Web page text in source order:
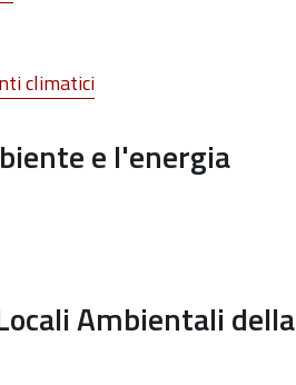
climatici
e l'energia
Ambientali della